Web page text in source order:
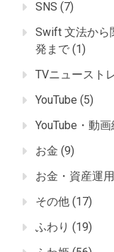
SNS (7)
Swift 文法から
発まで (1)
TVニュースト
YouTube (5)
YouTube・動
お金 (9)
お金・資産運用
その他 (17)
ふわり (19)